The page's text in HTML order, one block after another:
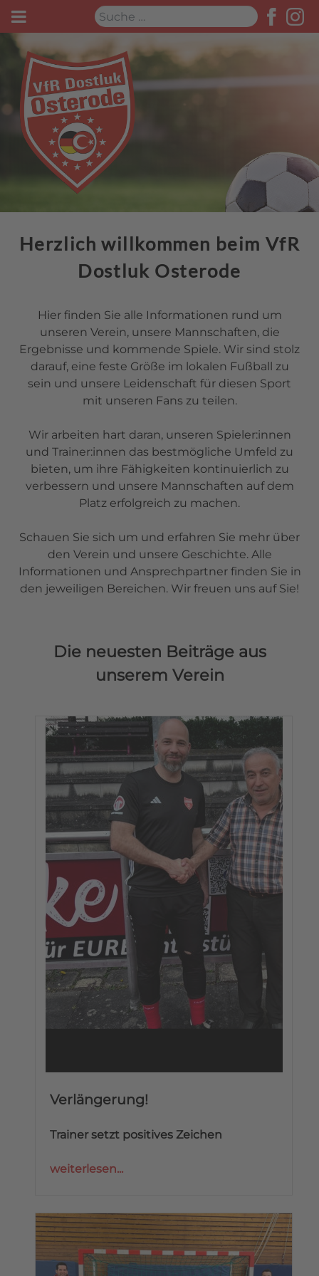
Suchen
Herzlich willkommen beim VfR
Dostluk Osterode
Hier finden Sie alle Informationen rund um
unseren Verein, unsere Mannschaften, die
Ergebnisse und kommende Spiele. Wir sind stolz
darauf, eine feste Größe im lokalen Fußball zu
sein und unsere Leidenschaft für diesen Sport
mit unseren Fans zu teilen.
Wir arbeiten hart daran, unseren Spieler:innen
und Trainer:innen das bestmögliche Umfeld zu
bieten, um ihre Fähigkeiten kontinuierlich zu
verbessern und unsere Mannschaften auf dem
Platz erfolgreich zu machen.
Schauen Sie sich um und erfahren Sie mehr über
den Verein und unsere Geschichte. Alle
Informationen und Ansprechpartner finden Sie in
den jeweiligen Bereichen. Wir freuen uns auf Sie!
Die neuesten Beiträge aus
unserem Verein
Verlängerung!
Trainer setzt positives Zeichen
weiterlesen...